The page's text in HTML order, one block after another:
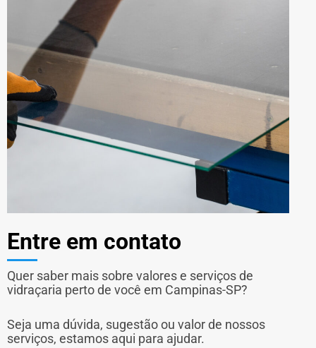
Entre em contato
Quer saber mais sobre valores e serviços de
vidraçaria perto de você em Campinas-SP?
Seja uma dúvida, sugestão ou valor de nossos
serviços, estamos aqui para ajudar.